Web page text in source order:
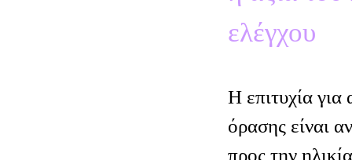
ελέγχου
Η επιτυχία
όρασης είναι
προς την